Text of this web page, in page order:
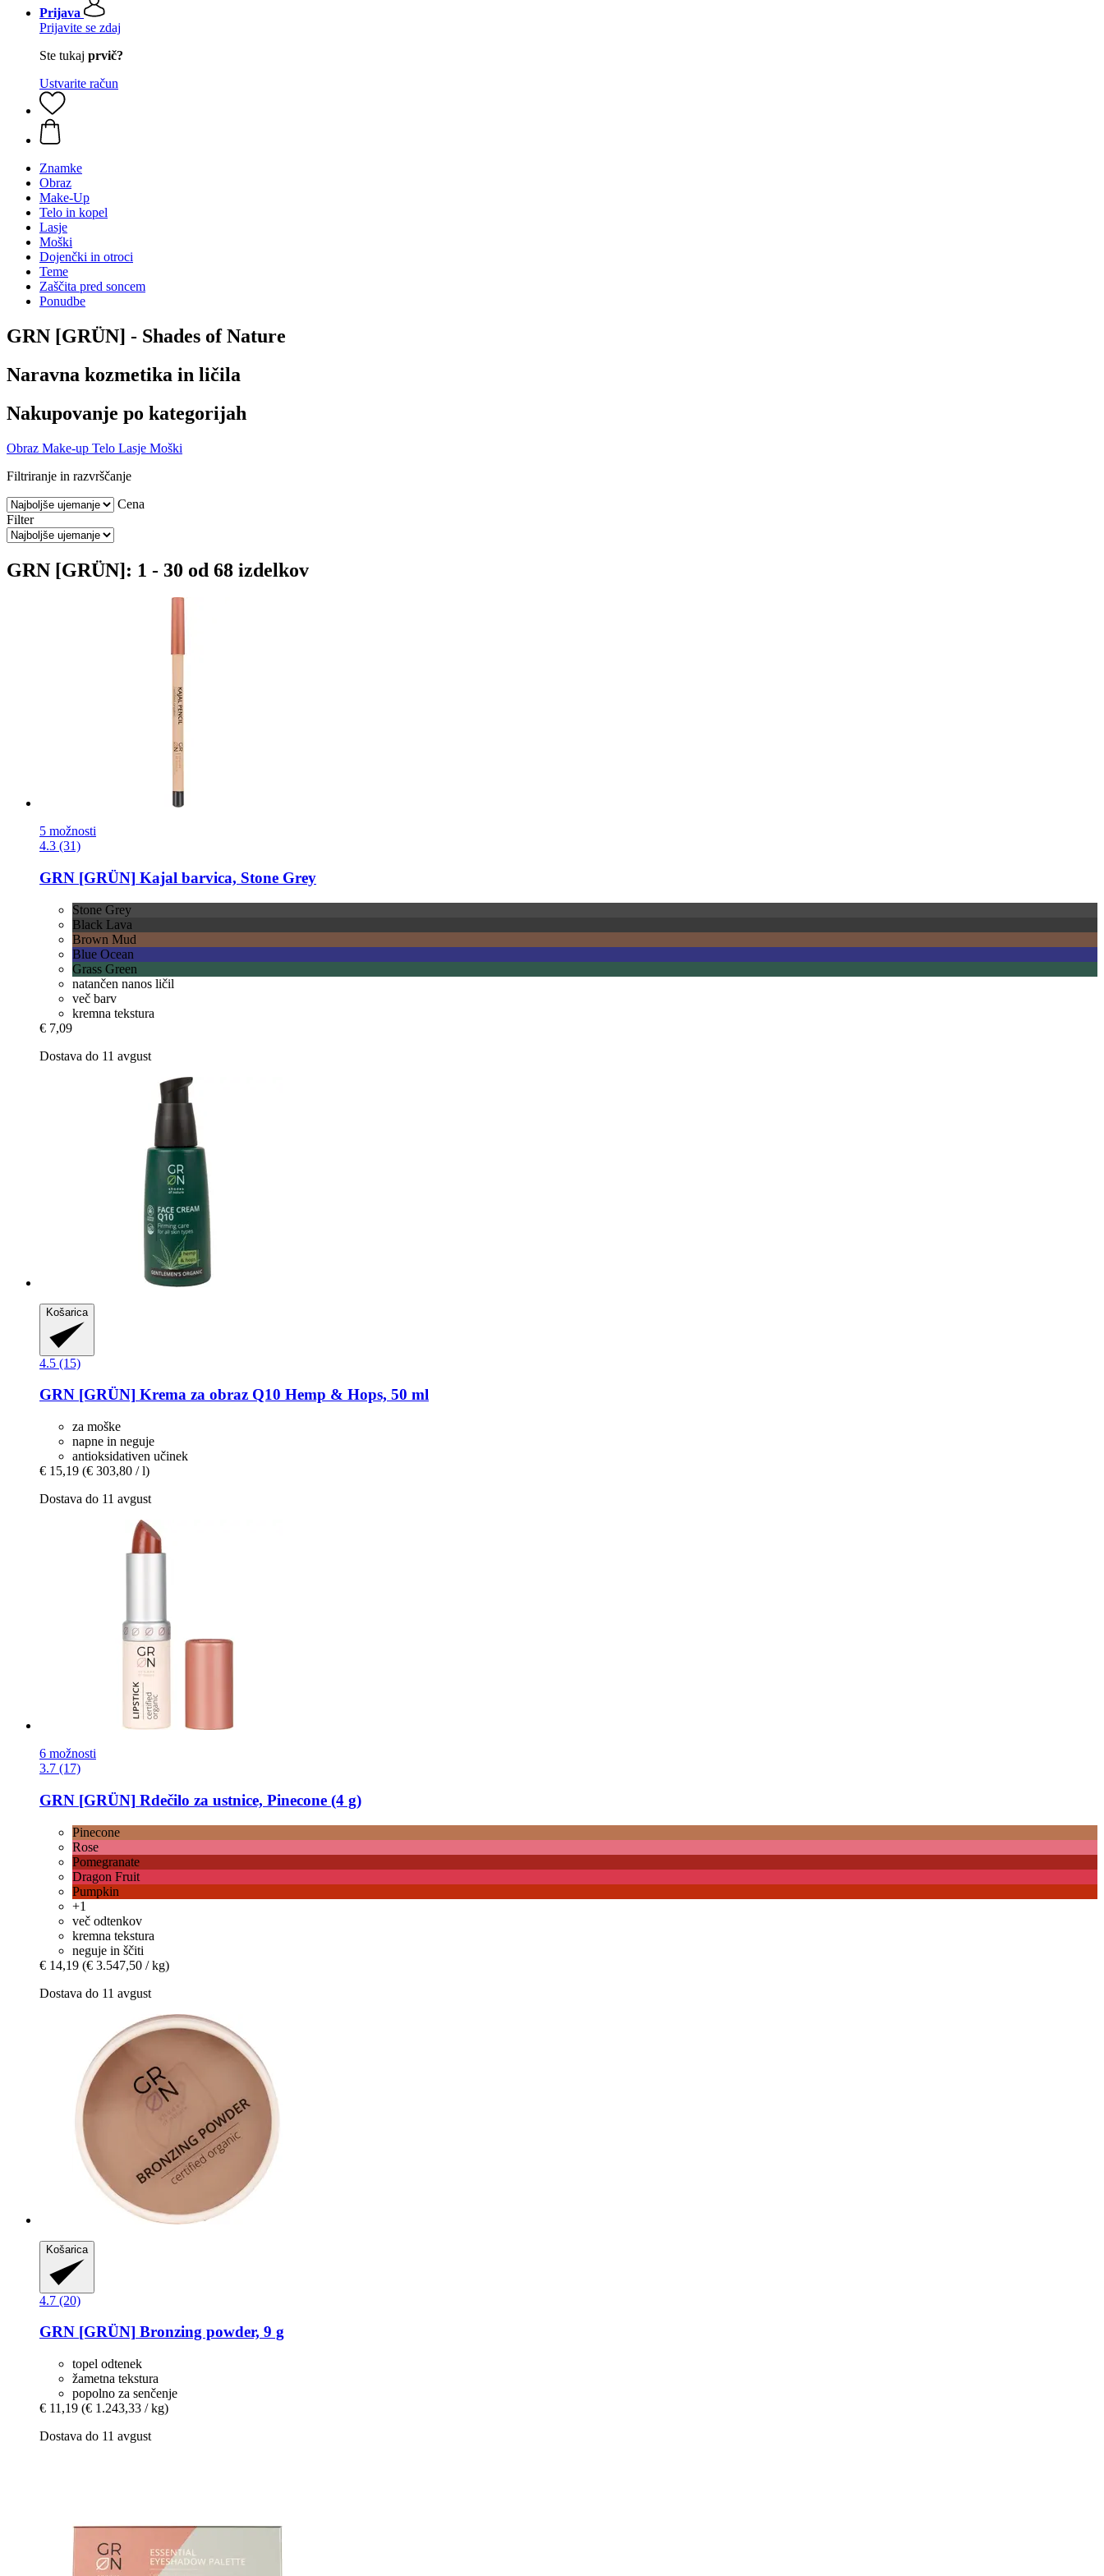
Prijava
Prijavite se zdaj
Ste tukaj prvič?
Ustvarite račun
Znamke
Obraz
Make-Up
Telo in kopel
Lasje
Moški
Dojenčki in otroci
Teme
Zaščita pred soncem
Ponudbe
GRN [GRÜN] - Shades of Nature
Naravna kozmetika in ličila
Nakupovanje po kategorijah
Obraz Make-up Telo Lasje Moški
Filtriranje in razvrščanje
Cena
Filter
GRN [GRÜN]: 1 - 30 od 68 izdelkov
5 možnosti
4.3 (31)
GRN [GRÜN] Kajal barvica, Stone Grey
Stone Grey
Black Lava
Brown Mud
Blue Ocean
Grass Green
natančen nanos ličil
več barv
kremna tekstura
€ 7,09
Dostava do 11 avgust
Košarica
4.5 (15)
GRN [GRÜN] Krema za obraz Q10 Hemp & Hops, 50 ml
za moške
napne in neguje
antioksidativen učinek
€ 15,19 (€ 303,80 / l)
Dostava do 11 avgust
6 možnosti
3.7 (17)
GRN [GRÜN] Rdečilo za ustnice, Pinecone (4 g)
Pinecone
Rose
Pomegranate
Dragon Fruit
Pumpkin
+1
več odtenkov
kremna tekstura
neguje in ščiti
€ 14,19 (€ 3.547,50 / kg)
Dostava do 11 avgust
Košarica
4.7 (20)
GRN [GRÜN] Bronzing powder, 9 g
topel odtenek
žametna tekstura
popolno za senčenje
€ 11,19 (€ 1.243,33 / kg)
Dostava do 11 avgust